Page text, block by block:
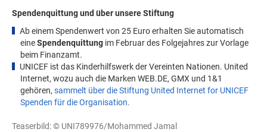
Spendenquittung und über unsere Stiftung
Ab einem Spendenwert von 25 Euro erhalten Sie automatisch
eineSpendenquittung im Februar des Folgejahres zur Vorlage
beim Finanzamt.
UNICEF ist das Kinderhilfswerk der Vereinten Nationen. United
Internet, wozu auch die Marken WEB.DE, GMX und 1&1
gehören, sammelt über die Stiftung United Internet for UNICEF
Spenden für die Organisation.
Teaserbild:© UNI789976/Mohammed Jamal